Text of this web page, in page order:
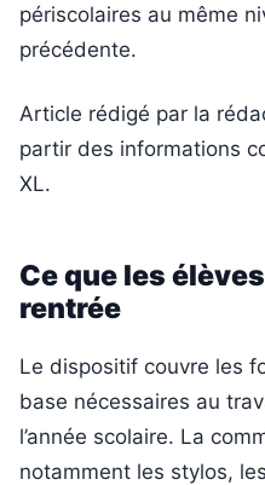
périscolaires au même
précédente.
Article rédigé par la
partir des informations
XL.
Ce que les
rentrée
Le dispositif couvre les
base nécessaires au
l’année scolaire. La
notamment les stylos,